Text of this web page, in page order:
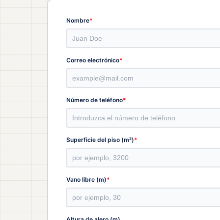
Nombre*
Correo electrónico*
Número de teléfono*
Superficie del piso (m²)*
Vano libre (m)*